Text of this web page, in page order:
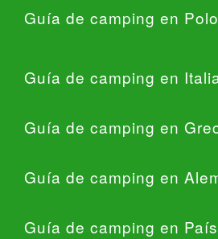
Guía de camping en
Guía de camping en
Guía de camping en
Guía de camping en
Guía de camping en